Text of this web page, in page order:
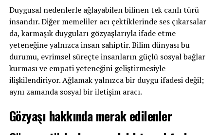
Duygusal nedenlerle ağlayabilen bilinen tek canlı türü
insandır. Diğer memeliler acı çektiklerinde ses çıkarsalar
da, karmaşık duyguları gözyaşlarıyla ifade etme
yeteneğine yalnızca insan sahiptir. Bilim dünyası bu
durumu, evrimsel süreçte insanların güçlü sosyal bağlar
kurması ve empati yeteneğini geliştirmesiyle
ilişkilendiriyor. Ağlamak yalnızca bir duygu ifadesi değil;
aynı zamanda sosyal bir iletişim aracı.
Gözyaşı hakkında merak edilenler